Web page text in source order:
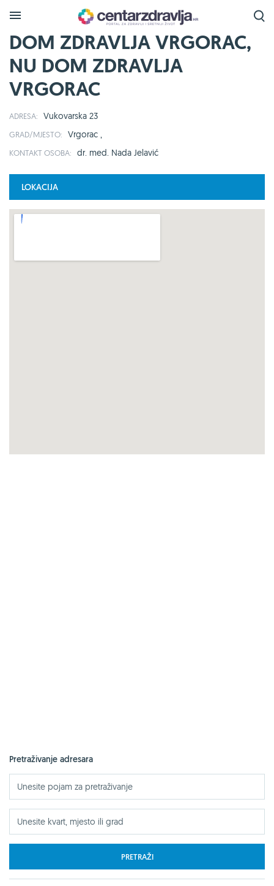
DOM ZDRAVLJA VRGORAC,
NU DOM ZDRAVLJA
VRGORAC
ADRESA: Vukovarska 23
GRAD/MJESTO: Vrgorac ,
KONTAKT OSOBA: dr. med. Nada Jelavić
LOKACIJA
Pretraživanje adresara
PRETRAŽI